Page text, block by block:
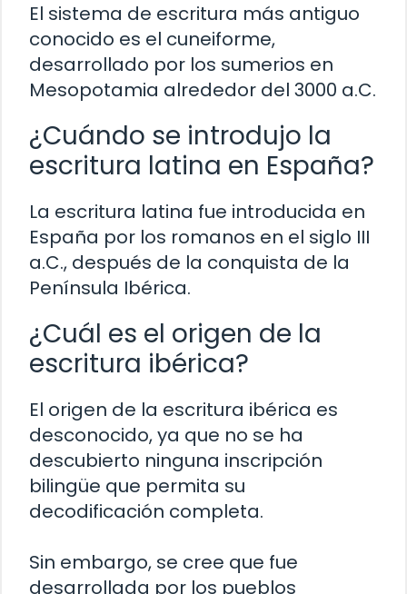
El sistema de escritura más antiguo
conocido es el cuneiforme,
desarrollado por los sumerios en
Mesopotamia alrededor del 3000 a.C.
¿Cuándo se introdujo la
escritura latina en España?
La escritura latina fue introducida en
España por los romanos en el siglo III
a.C., después de la conquista de la
Península Ibérica.
¿Cuál es el origen de la
escritura ibérica?
El origen de la escritura ibérica es
desconocido, ya que no se ha
descubierto ninguna inscripción
bilingüe que permita su
decodificación completa.
Sin embargo, se cree que fue
desarrollada por los pueblos